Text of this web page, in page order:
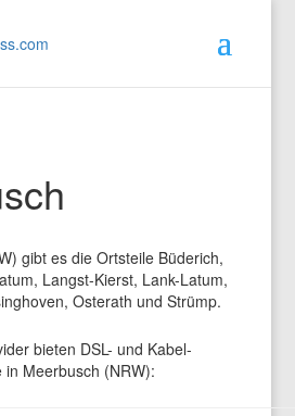
gibt es die Ortsteile Büderich,
Langst-Kierst, Lank-Latum,
Osterath und Strümp.
bieten DSL- und Kabel-
Meerbusch (NRW):